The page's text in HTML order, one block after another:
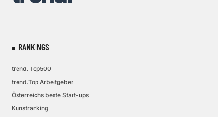
RANKINGS
trend. Top500
trend.Top Arbeitgeber
Österreichs beste Start-ups
Kunstranking